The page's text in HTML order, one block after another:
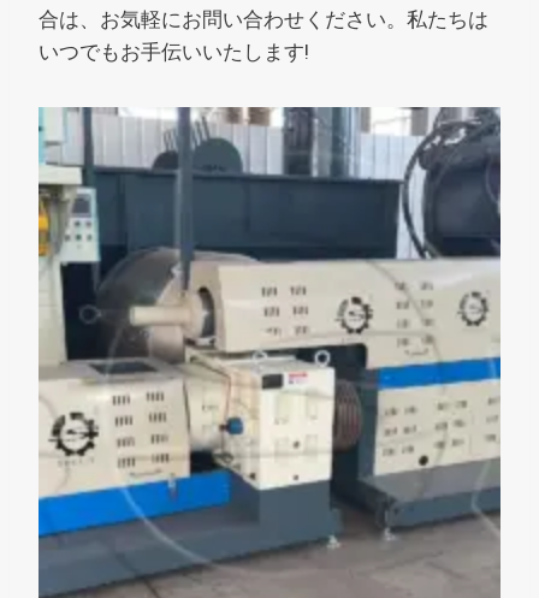
合は、お気軽にお問い合わせください。私たちは
いつでもお手伝いいたします!